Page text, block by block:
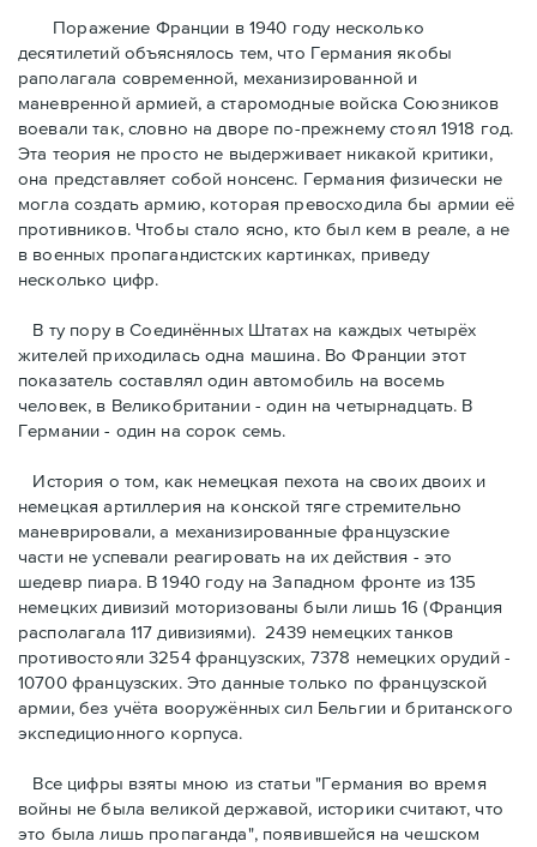
Поражение Франции в 1940 году несколько
десятилетий объяснялось тем, что Германия якобы
раполагала современной, механизированной и
маневренной армией, а старомодные войска Союзников
воевали так, словно на дворе по-прежнему стоял 1918 год.
Эта теория не просто не выдерживает никакой критики,
она представляет собой нонсенс. Германия физически не
могла создать армию, которая превосходила бы армии её
противников. Чтобы стало ясно, кто был кем в реале, а не
в военных пропагандистских картинках, приведу
несколько цифр.
В ту пору в Соединённых Штатах на каждых четырёх
жителей приходилась одна машина. Во Франции этот
показатель составлял один автомобиль на восемь
человек, в Великобритании - один на четырнадцать. В
Германии - один на сорок семь.
История о том, как немецкая пехота на своих двоих и
немeцкая артиллерия на конской тяге стремительно
маневрировали, а механизированные французские
части не успевали реагировать на их действия - это
шедевр пиара. В 1940 году на Западном фронте из 135
немецких дивизий моторизованы были лишь 16 (Франция
располагала 117 дивизиями). 2439 немецких танков
противостояли 3254 французских, 7378 немецких орудий -
10700 французских. Это данные только по французской
армии, без учёта вооружённых сил Бельгии и британского
экспедиционного корпуса.
Bсе цифры взяты мною из статьи "Германия во время
войны не была великой державой, историки считают, что
это была лишь пропаганда", появившейся на чешском